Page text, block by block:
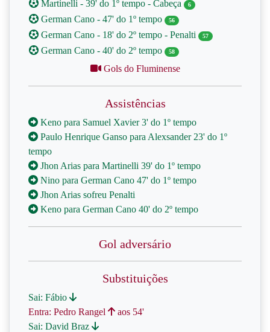
Martinelli - 39' do 1º tempo - Cabeça 6
German Cano - 47' do 1º tempo 56
German Cano - 18' do 2º tempo - Penalti 57
German Cano - 40' do 2º tempo 58
Gols do Fluminense
Assistências
Keno para Samuel Xavier 3' do 1º tempo
Paulo Henrique Ganso para Alexsander 23' do 1º
tempo
Jhon Arias para Martinelli 39' do 1º tempo
Nino para German Cano 47' do 1º tempo
Jhon Arias sofreu Penalti
Keno para German Cano 40' do 2º tempo
Gol adversário
Substituições
Sai: Fábio
Entra: Pedro Rangel
aos 54'
Sai: David Braz